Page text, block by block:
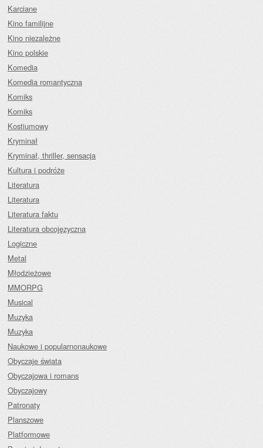
Karciane
Kino familijne
Kino niezależne
Kino polskie
Komedia
Komedia romantyczna
Komiks
Komiks
Kostiumowy
Kryminał
Kryminał, thriller, sensacja
Kultura i podróże
Literatura
Literatura
Literatura faktu
Literatura obcojęzyczna
Logiczne
Metal
Młodzieżowe
MMORPG
Musical
Muzyka
Muzyka
Naukowe i popularnonaukowe
Obyczaje świata
Obyczajowa i romans
Obyczajowy
Patronaty
Planszowe
Platformowe